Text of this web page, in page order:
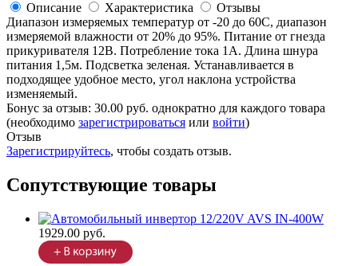
Описание Характеристика
Отзывы
Диапазон измеряемых температур от -20 до 60С, диапазон
измеряемой влажности от 20% до 95%. Питание от гнезда
прикуривателя 12В. Потребление тока 1А. Длина шнура
питания 1,5м. Подсветка зеленая. Устанавливается в
подходящее удобное место, угол наклона устройства
изменяемый.
Бонус за отзыв: 30.00 руб. однократно для каждого товара
(необходимо зарегистрироваться или войти)
Отзыв
Зарегистрируйтесь, чтобы создать отзыв.
Сопутствующие товары
1929.00 руб.